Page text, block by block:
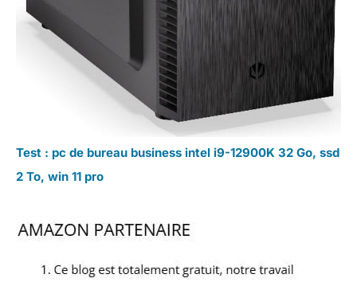
Test : pc de bureau business intel i9-12900K 32 Go, ssd
2 To, win 11 pro